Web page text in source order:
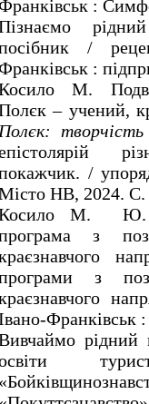
:
/
:
М.
– учений,
Полєк:
/
НВ, 2024. С.
М. Ю.
з
з
рідний